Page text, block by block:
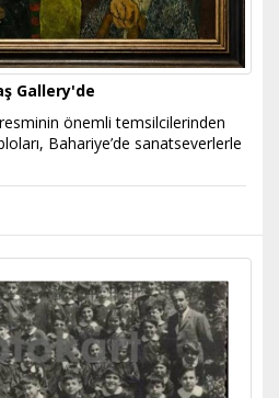
Gallery'de
önemli temsilcilerinden
Bahariye’de sanatseverlerle